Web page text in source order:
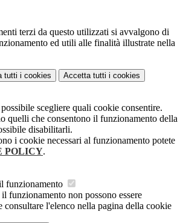
terzi da questo utilizzati si avvalgono di
ed utili alle finalità illustrate nella
tutti i cookies Accetta tutti i cookies
scegliere quali cookie consentire.
quelli che consentono il funzionamento della
disabilitarli.
i cookie necessari al funzionamento potete
POLICY.
funzionamento
funzionamento non possono essere
consultare l'elenco nella pagina della cookie